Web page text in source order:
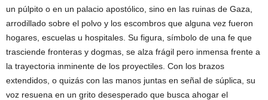
un púlpito o en un palacio apostólico, sino en las ruinas de Gaza,
arrodillado sobre el polvo y los escombros que alguna vez fueron
hogares, escuelas u hospitales. Su figura, símbolo de una fe que
trasciende fronteras y dogmas, se alza frágil pero inmensa frente a
la trayectoria inminente de los proyectiles. Con los brazos
extendidos, o quizás con las manos juntas en señal de súplica, su
voz resuena en un grito desesperado que busca ahogar el